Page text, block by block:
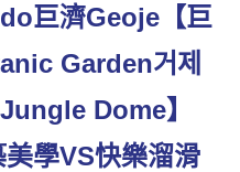
巨濟Geoje【巨
Garden거제
Dome】
學VS快樂溜滑